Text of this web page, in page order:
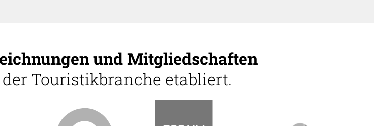
und Mitgliedschaften
Touristikbranche etabliert.